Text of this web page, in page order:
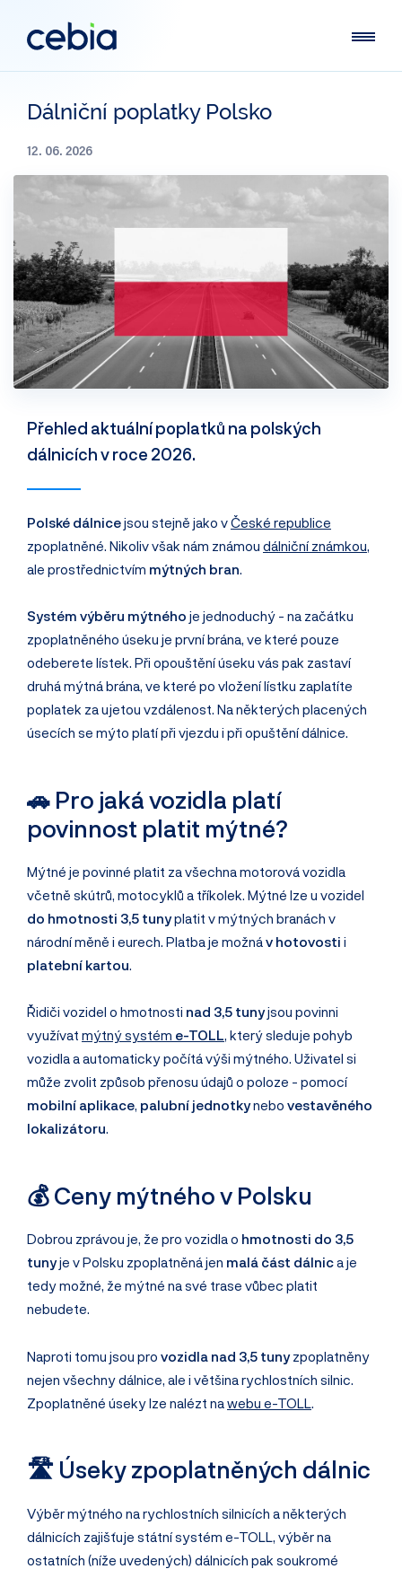
Dálniční poplatky Polsko
12. 06. 2026
Přehled aktuální poplatků na polských
dálnicích v roce 2026.
Polské dálnicejsou stejně jako vČeské republice
zpoplatněné. Nikoliv však nám známou dálniční známkou,
ale prostřednictvím mýtných bran.
Systém výběru mýtného je jednoduchý - na začátku
zpoplatněného úseku je první brána, ve které pouze
odeberete lístek. Při opouštění úseku vás pak zastaví
druhá mýtná brána, ve které po vložení lístku zaplatíte
poplatek za ujetou vzdálenost. Na některých placených
úsecích se mýto platí při vjezdu i při opuštění dálnice.
🚗 Pro jaká vozidla platí
povinnost platit mýtné?
Mýtné je povinné platit za všechna motorová vozidla
včetně skútrů, motocyklů a tříkolek. Mýtné lze u vozidel
do hmotnosti 3,5 tunyplatit v mýtných branách v
národní měně i eurech. Platba je možnáv hotovosti i
platební kartou.
Řidiči vozidel o hmotnosti nad 3,5 tunyjsou povinni
využívat mýtný systém e-TOLL, který sleduje pohyb
vozidla a automaticky počítá výši mýtného. Uživatel si
může zvolit způsob přenosu údajů o poloze - pomocí
mobilní aplikace, palubní jednotkynebo vestavěného
lokalizátoru.
💰 Ceny mýtného v Polsku
Dobrou zprávou je, že pro vozidla o hmotnosti do 3,5
tunyje v Polsku zpoplatněná jen malá část dálnica je
tedy možné, že mýtné na své trase vůbec platit
nebudete.
Naproti tomu jsou pro vozidla nad 3,5 tunyzpoplatněny
nejen všechny dálnice, ale i většina rychlostních silnic.
Zpoplatněné úseky lze nalézt na webu e-TOLL
🛣️ Úseky zpoplatněných dálnic
Výběr mýtného na rychlostních silnicích a některých
dálnicích zajišťuje státní systém e-TOLL, výběr na
ostatních (níže uvedených) dálnicích pak soukromé